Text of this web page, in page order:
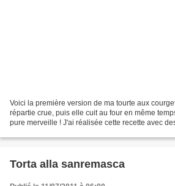
Voici la première version de ma tourte aux
répartie crue, puis elle cuit au four en même
pure merveille ! J'ai réalisée cette recette avec
Torta alla sanremasca